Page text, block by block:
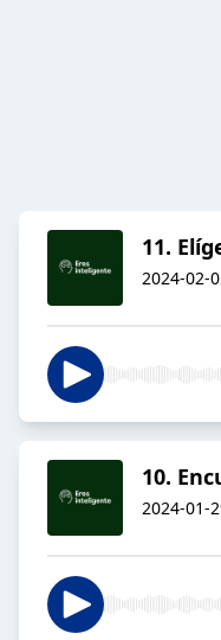
11.
2024-02-
10.
2024-01-